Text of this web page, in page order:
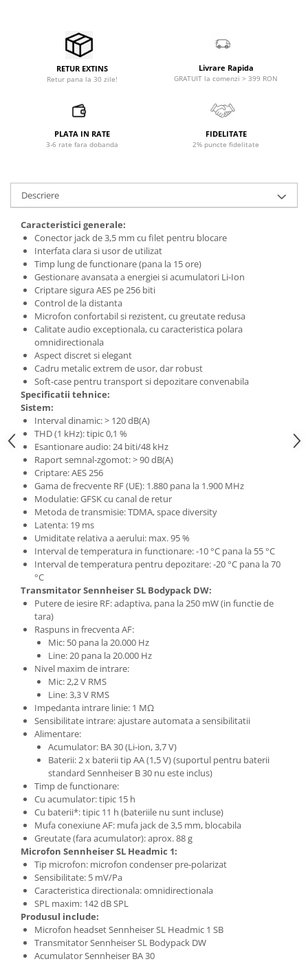
Microfoane Suspendabile
Microfoane wireless si sisteme
Stative de microfon
Accesorii de microfoane
Accesorii de rack
Accesorii echipamente de studio
Controllere MIDI - USB DAW
Controllere monitoare de studio
Convertoare AD/DA
Interfete audio
Interfete MIDI si Cabluri Midi-USB
Microfoane de studio
Monitoare de studio
Pop filtre
Preamplificatoare
Protectii antifonice pentru urechi
Rack studio
Recordere de studio
Recordere portabile
Sintetizatoare
Standuri si stative de monitoare
Subwoofere de studio
Tratament acustic
Lumini si efecte
Accesorii pentru lumini
Bare Led
Cabluri de Alimentare
Case-uri de lumini
Comenzi si controllere
Ecrane LED
Efecte de lumini
Lasere
Masini de fum si ceata
Mixere DMX
Moving Head-uri
Par Led si Pinspot
Proiectoare
Scene şi Ring-uri de Dans
Stative si schela lumini
Instrumente Muzicale
Chitare si bass
Claviaturi
Instrumente cu arcus
Instrumente de percutie
Instrumente de suflat
Instrumente si jucarii pentru copii
Instrumente traditionale
Tobe
Accesorii DJ
RETUR EXTINS
Retur pana la 30 zile!
Livrare Rapida
GRATUIT la comenzi > 399 RON
PLATA IN RATE
3-6 rate fara dobanda
FIDELITATE
2% puncte fidelitate
Descriere
Caracteristici generale:
Conector jack de 3,5 mm cu filet pentru blocare
Interfata clara si usor de utilizat
Timp lung de functionare (pana la 15 ore)
Gestionare avansata a energiei si acumulatori Li-Ion
Criptare sigura AES pe 256 biti
Control de la distanta
Microfon confortabil si rezistent, cu greutate redusa
Calitate audio exceptionala, cu caracteristica polara
omnidirectionala
Aspect discret si elegant
Cadru metalic extrem de usor, dar robust
Soft-case pentru transport si depozitare convenabila
Specificatii tehnice:
Sistem:
Interval dinamic: > 120 dB(A)
THD (1 kHz): tipic 0,1 %
Esantionare audio: 24 biti/48 kHz
Raport semnal-zgomot: > 90 dB(A)
Criptare: AES 256
Gama de frecvente RF (UE): 1.880 pana la 1.900 MHz
Modulatie: GFSK cu canal de retur
Metoda de transmisie: TDMA, space diversity
Latenta: 19 ms
Umiditate relativa a aerului: max. 95 %
Interval de temperatura in functionare: -10 °C pana la 55 °C
Interval de temperatura pentru depozitare: -20 °C pana la 70
°C
Transmitator Sennheiser SL Bodypack DW:
Putere de iesire RF: adaptiva, pana la 250 mW (in functie de
tara)
Raspuns in frecventa AF:
Mic: 50 pana la 20.000 Hz
Line: 20 pana la 20.000 Hz
Nivel maxim de intrare:
Mic: 2,2 V RMS
Line: 3,3 V RMS
Impedanta intrare linie: 1 MΩ
Sensibilitate intrare: ajustare automata a sensibilitatii
Alimentare:
Acumulator: BA 30 (Li-ion, 3,7 V)
Baterii: 2 x baterii tip AA (1,5 V) (suportul pentru baterii
standard Sennheiser B 30 nu este inclus)
Timp de functionare:
Cu acumulator: tipic 15 h
Cu baterii*: tipic 11 h (bateriile nu sunt incluse)
Mufa conexiune AF: mufa jack de 3,5 mm, blocabila
Greutate (fara acumulator): aprox. 88 g
Microfon Sennheiser SL Headmic 1:
Tip microfon: microfon condenser pre-polarizat
Sensibilitate: 5 mV/Pa
Caracteristica directionala: omnidirectionala
SPL maxim: 142 dB SPL
Produsul include:
Microfon headset Sennheiser SL Headmic 1 SB
Transmitator Sennheiser SL Bodypack DW
Acumulator Sennheiser BA 30